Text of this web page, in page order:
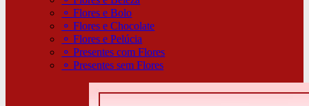
⚬Flores e Bolo
⚬Flores e Chocolate
⚬Flores e Pelúcia
⚬Presentes com Flores
⚬Presentes sem Flores